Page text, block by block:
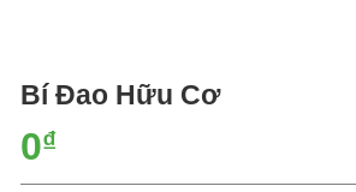
Bí Đao Hữu Cơ
0₫